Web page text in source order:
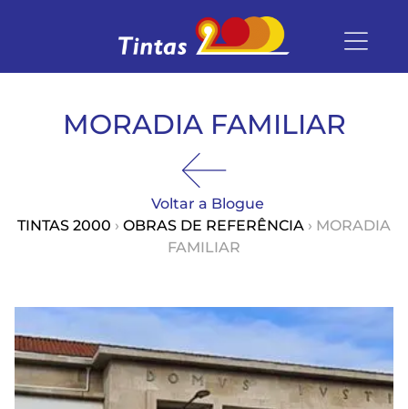
MORADIA FAMILIAR
Voltar a Blogue
TINTAS 2000 › OBRAS DE REFERÊNCIA › MORADIA
FAMILIAR